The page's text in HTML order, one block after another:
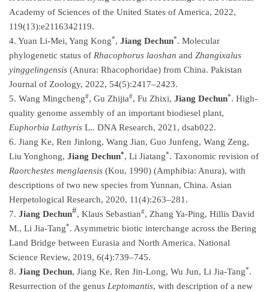
Academy of Sciences of the United States of America, 2022,
119(13):e2116342119.
4. Yuan Li-Mei, Yang Kong*, Jiang Dechun*. Molecular
phylogenetic status of Rhacophorus laoshan and Zhangixalus
yinggelingensis (Anura: Rhacophoridae) from China. Pakistan
Journal of Zoology, 2022, 54(5):2417–2423.
5. Wang Mingcheng#, Gu Zhijia#, Fu Zhixi, Jiang Dechun*. High-
quality genome assembly of an important biodiesel plant,
Euphorbia Lathyris L.. DNA Research, 2021, dsab022.
6. Jiang Ke, Ren Jinlong, Wang Jian, Guo Junfeng, Wang Zeng,
Liu Yonghong, Jiang Dechun*, Li Jiatang*. Taxonomic revision of
Raorchestes menglaensis (Kou, 1990) (Amphibia: Anura), with
descriptions of two new species from Yunnan, China. Asian
Herpetological Research, 2020, 11(4):263–281.
7. Jiang Dechun#, Klaus Sebastian#, Zhang Ya-Ping, Hillis David
M., Li Jia-Tang*. Asymmetric biotic interchange across the Bering
Land Bridge between Eurasia and North America. National
Science Review, 2019, 6(4):739–745.
8. Jiang Dechun, Jiang Ke, Ren Jin-Long, Wu Jun, Li Jia-Tang*.
Resurrection of the genus Leptomantis, with description of a new